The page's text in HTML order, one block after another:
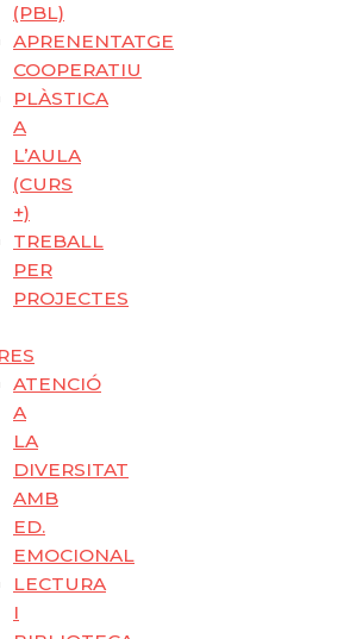
(PBL)
APRENENTATGE
COOPERATIU
PLÀSTICA
A
L’AULA
(CURS
+)
TREBALL
PER
PROJECTES
ATENCIÓ
A
LA
DIVERSITAT
AMB
ED.
EMOCIONAL
LECTURA
I